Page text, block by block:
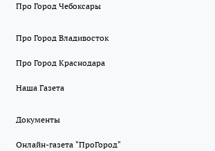
Про Город Чебоксары
Про Город Владивосток
Про Город Краснодара
Наша Газета
Документы
Онлайн-газета "ПроГород"